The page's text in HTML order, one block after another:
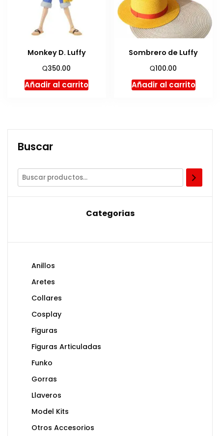
Monkey D. Luffy
Q350.00
Añadir al carrito
Sombrero de Luffy
Q100.00
Añadir al carrito
Buscar
Categorias
Anillos
Aretes
Collares
Cosplay
Figuras
Figuras Articuladas
Funko
Gorras
Llaveros
Model Kits
Otros Accesorios